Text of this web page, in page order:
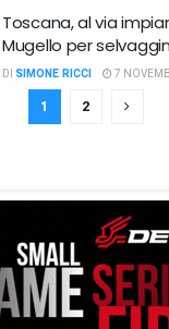
Toscana, al via
Mugello per
DI SIMONE RICCI 7
1 2